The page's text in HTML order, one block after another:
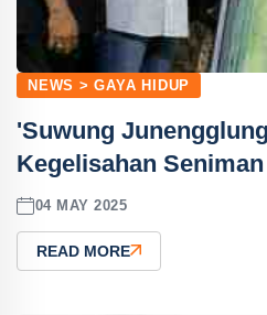
NEWS > GAYA HIDUP
'Suwung
Kegelisahan
04 MAY 2025
READ MORE